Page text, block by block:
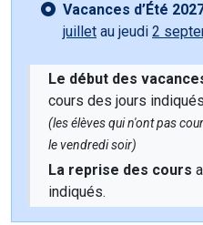
Vacances d’Été
juillet au jeudi 2
Le début des
cours des jours
(les élèves qui n'ont pas
le vendredi soir)
La reprise des cours
indiqués.